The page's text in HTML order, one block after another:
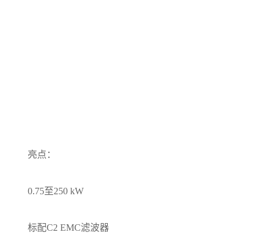
亮点：
0.75至250 kW
标配C2 EMC滤波器